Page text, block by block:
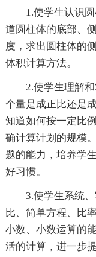
1.使学生认识
道圆柱体的底部、
度，求出圆柱体的
体积计算方法。
2.使学生理解
个量是成正比还是
知道如何按一定比
确计算计划的规模
题的能力，培养学
好习惯。
3.使学生系统
比、简单方程、比
小数、小数运算的
活的计算，进一步